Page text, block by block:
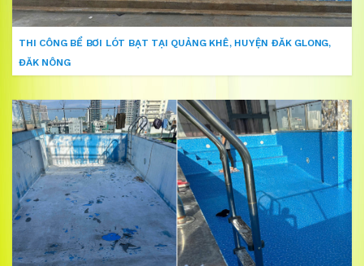
THI CÔNG BỂ BƠI LÓT BẠT TẠI QUẢNG KHÊ, HUYỆN ĐĂK GLONG,
ĐĂK NÔNG